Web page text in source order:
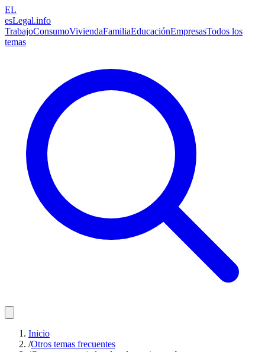
EL
esLegal.info
TrabajoConsumoViviendaFamiliaEducaciónEmpresasTodos los
temas
Inicio
/Otros temas frecuentes